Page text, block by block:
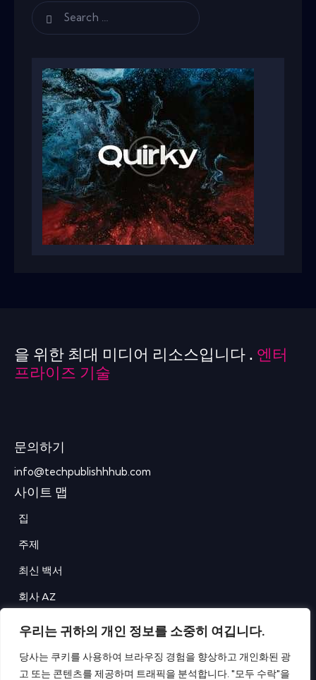
우리는 귀하의 개인 정보를 소중히 여깁니다.
당사는 쿠키를 사용하여 브라우징 경험을 향상하고 개인화된 광
고 또는 콘텐츠를 제공하며 트래픽을 분석합니다. "모두 수락"을
을 위한 최대 미디어 리소스입니다 . 엔터
프라이즈 기술
문의하기
info@techpublishhhub.com
사이트 맵
집
주제
최신 백서
회사 AZ
문의하기
이용약관